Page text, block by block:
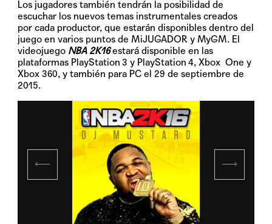
Los jugadores también tendrán la posibilidad de
escuchar los nuevos temas instrumentales creados
por cada productor, que estarán disponibles dentro del
juego en varios puntos de MiJUGADOR y MyGM. El
videojuego NBA 2K16 estará disponible en las
plataformas PlayStation 3 y PlayStation 4, Xbox One y
Xbox 360, y también para PC el 29 de septiembre de
2015.